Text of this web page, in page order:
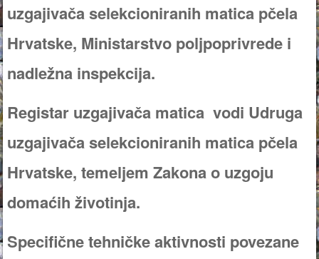
uzgajivača selekcioniranih matica pčela
Hrvatske, Ministarstvo poljpoprivrede i
nadležna inspekcija.
Registar uzgajivača matica vodi Udruga
uzgajivača selekcioniranih matica pčela
Hrvatske, temeljem Zakona o uzgoju
domaćih životinja.
Specifične tehničke aktivnosti povezane